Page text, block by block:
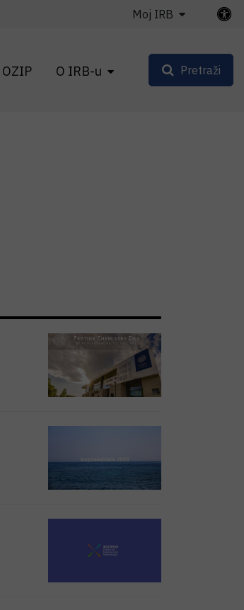
OZIP O IRB-u
Moj IRB
Pretraži